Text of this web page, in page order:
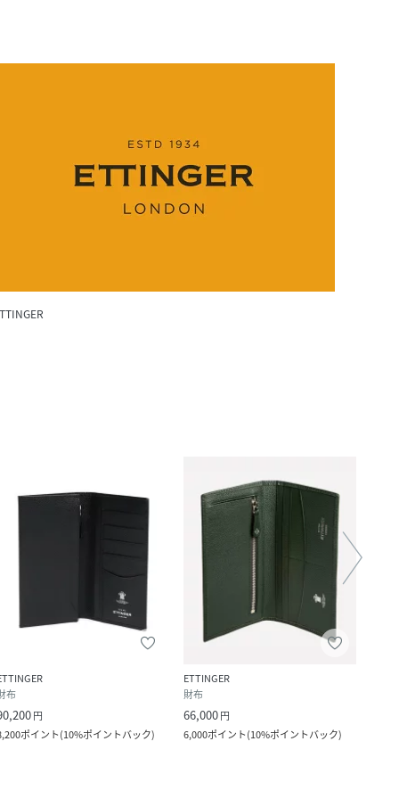
布
円
ポイント(10%ポイントバック)
ETTINGER
財布
66,000円
6,000ポイント(10%ポイントバック)